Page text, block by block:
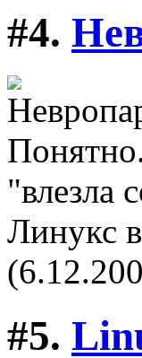
#4.
"влезла
Линукс
#5.